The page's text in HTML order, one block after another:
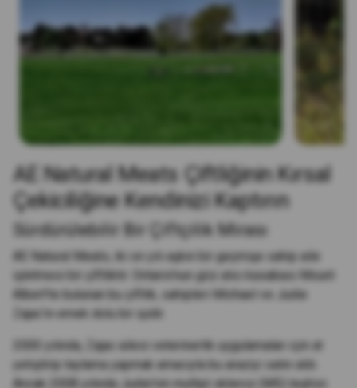
AE Natural Meats Çiftliğinin Kırsal
Çekiciliğine Kendinizi Kaptırın
Sürdürülebilir Bir Çiftçilik Mirası
AE Natural Meats, iki on yılı aşkın bir geçmişe sahip aile
işletmesi bir çiftliktir. Ontario'nun göz alıcı kasabası Mount
Albert'te bulunan bu çiftlik, sahipleri Michael ve Judie
Zajac'ın emek dolu bir işidir.
2000 yılında, Zajac ailesi veterinerlik uygulamaları için at
yetiştirip taylama yapmak amacıyla bu araziyi satın aldı.
Ancak 2008 yılında Judie'nin multipl skleroz (MS) teşhisi